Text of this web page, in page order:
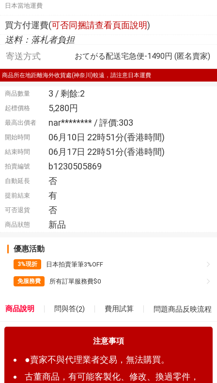
日本當地運費
買方付運費(可否同捆請查看頁面說明)
送料：落札者負担
寄送方式
おてがる配送宅急便-1490円 (匿名賣家)
商品所在地距離海外收貨處(神奈川)較遠，請注意日本運費
商品數量 3 / 剩餘:2
起標價格 5,280円
最高出價者 nar******** / 評價:303
開始時間 06月10日 22時51分(香港時間)
結束時間 06月17日 22時51分(香港時間)
拍賣編號 b1230505869
自動延長 否
提前結束 有
可否退貨 否
商品狀態 新品
優惠活動
3%現折 日本拍賣筆筆3%OFF
免服務費 所有訂單服務費$0
商品說明 問與答(2) 費用試算 問題商品反映流程
注意事項
●賣家不與代理業者交易，無法購買。
古董商品，有可能客製化、修改、換過零件，